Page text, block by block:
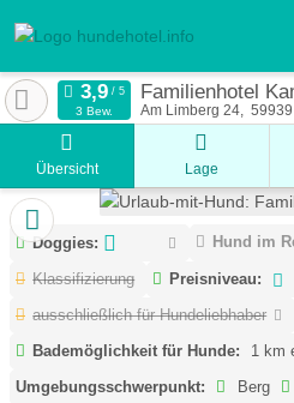
Familienhotel
Am Limberg 24 59939
3 Bew.
Übersicht Lage
Doggies: Hund im
Klassifizierung Preisniveau:
ausschließlich für Hundeliebhaber
Bademöglichkeit für Hunde:
1 km
Umgebungsschwerpunkt:
Berg